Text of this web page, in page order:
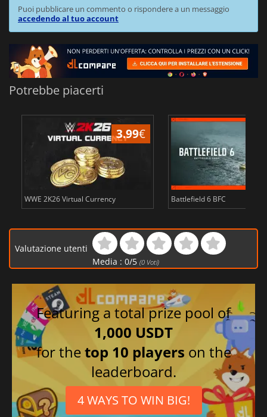
Puoi pubblicare un commento o rispondere a un messaggio
accedendo al tuo account
Potrebbe piacerti
3.99€
WWE 2K26 Virtual Currency Battlefield 6 BFC
Valutazione utenti
Media : 0/5 (0Voti)
Featuring a total prize pool of
1,000 USDT
for thetop 10 players on the
leaderboard.
4 WAYS TO WIN BIG!